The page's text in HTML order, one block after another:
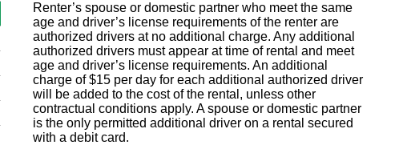
Renter’s spouse or domestic partner who meet the same
age and driver’s license requirements of the renter are
authorized drivers at no additional charge. Any additional
authorized drivers must appear at time of rental and meet
age and driver’s license requirements. An additional
charge of $15 per day for each additional authorized driver
will be added to the cost of the rental, unless other
contractual conditions apply. A spouse or domestic partner
is the only permitted additional driver on a rental secured
with a debit card.